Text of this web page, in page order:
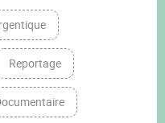
Reportage